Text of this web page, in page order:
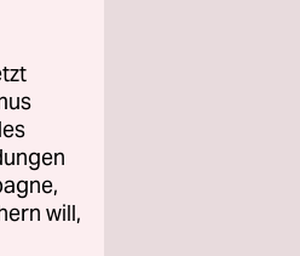
will,